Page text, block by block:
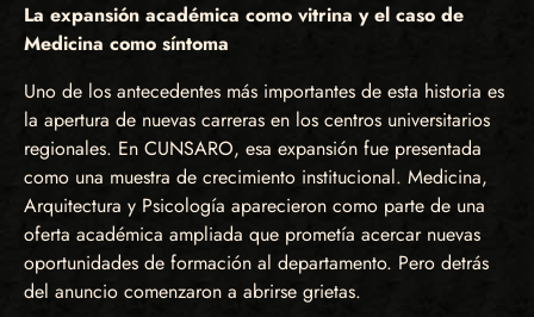
La expansión académica como vitrina y el caso de
Medicina como síntoma
Uno de los antecedentes más importantes de esta historia es
la apertura de nuevas carreras en los centros universitarios
regionales. En CUNSARO, esa expansión fue presentada
como una muestra de crecimiento institucional. Medicina,
Arquitectura y Psicología aparecieron como parte de una
oferta académica ampliada que prometía acercar nuevas
oportunidades de formación al departamento. Pero detrás
del anuncio comenzaron a abrirse grietas.